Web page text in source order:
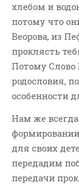
хлебом и
потому что
Веорова, из
проклясть
Потому Слово
родословия,
особенности
Нам же
для своих
передадим
передачи